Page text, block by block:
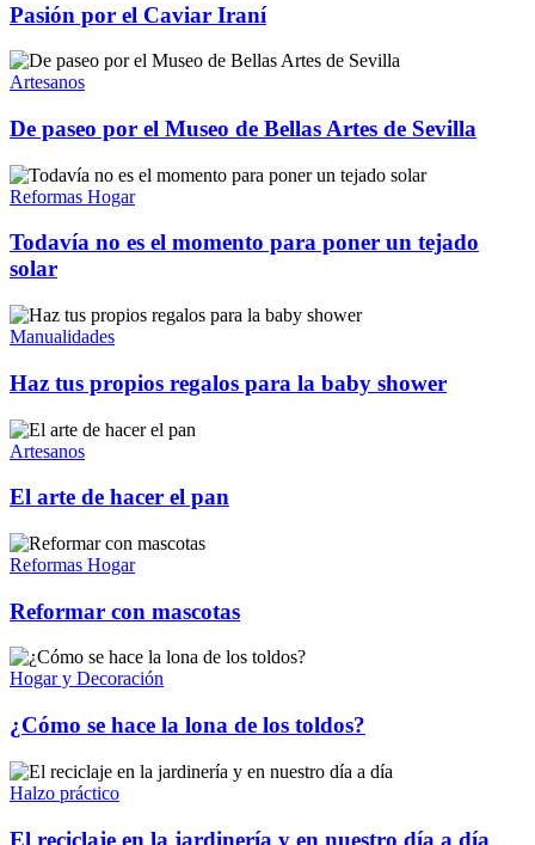
Pasión por el Caviar Iraní
Artesanos
De paseo por el Museo de Bellas Artes de Sevilla
Reformas Hogar
Todavía no es el momento para poner un tejado
solar
Manualidades
Haz tus propios regalos para la baby shower
Artesanos
El arte de hacer el pan
Reformas Hogar
Reformar con mascotas
Hogar y Decoración
¿Cómo se hace la lona de los toldos?
Halzo práctico
El reciclaje en la jardinería y en nuestro día a día